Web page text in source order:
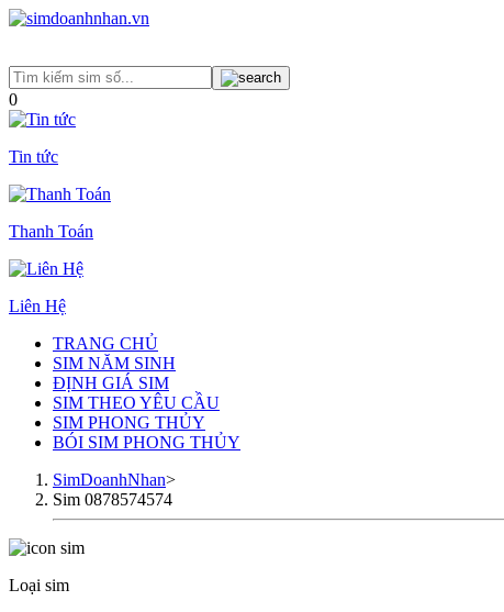
0
Tin tức
Thanh Toán
Liên Hệ
TRANG CHỦ
SIM NĂM SINH
ĐỊNH GIÁ SIM
SIM THEO YÊU CẦU
SIM PHONG THỦY
BÓI SIM PHONG THỦY
SimDoanhNhan>
Sim 0878574574
Loại sim